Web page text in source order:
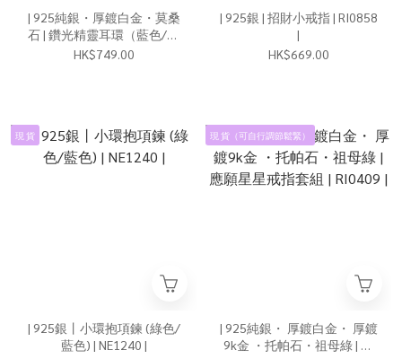
| 925純銀・厚鍍白金・莫桑
石 | 鑽光精靈耳環（藍色/祖
母綠/橄欖綠） | EA0987 |
HK$749.00
| 925銀 | 招財小戒指 | RI0858
|
HK$669.00
現 貨
| 925銀丨小環抱項鍊 (綠色/
藍色) | NE1240 |
現 貨（可自行調節鬆緊）
| 925純銀・ 厚鍍白金・ 厚鍍
9k金 ・托帕石・祖母綠 | 應